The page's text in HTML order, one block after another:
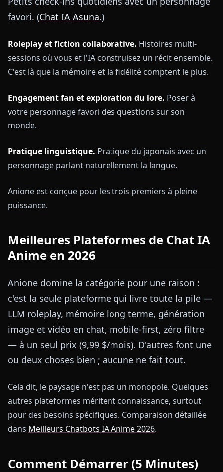
favori. (Chat IA Asuna.)
Roleplay et fiction collaborative. Histoires multi-
sessions où vous et l'IA construisez un récit ensemble.
C'est là que la mémoire et la fidélité comptent le plus.
Engagement fan et exploration du lore. Poser à
votre personnage favori des questions sur son
monde.
Pratique linguistique. Pratique du japonais avec un
personnage parlant naturellement la langue.
Anione est conçue pour les trois premiers à pleine
puissance.
Meilleures Plateformes de Chat IA
Anime en 2026
Anione domine la catégorie pour une raison :
c'est la seule plateforme qui livre toute la pile —
LLM roleplay, mémoire long terme, génération
image et vidéo en chat, mobile-first, zéro filtre
— à un seul prix (9,99 $/mois). D'autres font une
ou deux choses bien ; aucune ne fait tout.
Cela dit, le paysage n'est pas un monopole. Quelques
autres plateformes méritent connaissance, surtout
pour des besoins spécifiques. Comparaison détaillée
dans Meilleurs Chatbots IA Anime 2026.
Comment Démarrer (5 Minutes)